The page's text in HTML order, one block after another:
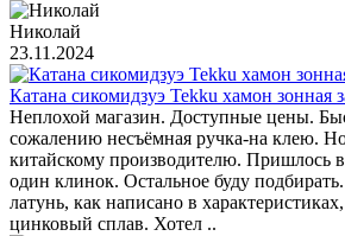
Николай
23.11.2024
Катана сикомидзуэ Tekku хамон зонная
Неплохой магазин. Доступные цены.
сожалению несъёмная ручка-на клею.
китайскому производителю. Пришлось
один клинок. Остальное буду
латунь, как написано в
цинковый сплав. Хотел ..